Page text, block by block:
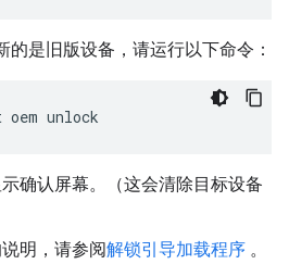
的是旧版设备，请运行以下命令：
确认屏幕。（这会清除目标设备
明，请参阅解锁引导加载程序 。